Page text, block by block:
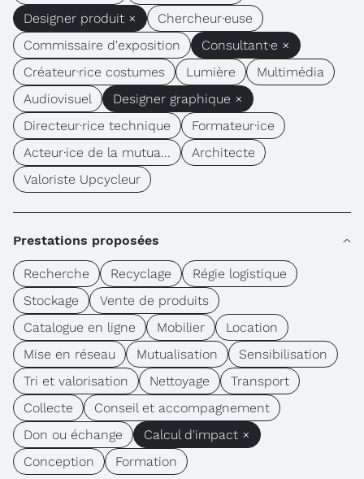
Designer produit ×
Chercheur·euse
Commissaire d'exposition
Consultant·e ×
Créateur·rice costumes
Lumière
Multimédia
Audiovisuel
Designer graphique ×
Directeur·rice technique
Formateur·ice
Acteur·ice de la mutua...
Architecte
Valoriste Upcycleur
Prestations proposées
Recherche Recyclage
Régie logistique
Stockage
Vente de produits
Catalogue en ligne
Mobilier
Location
Mise en réseau
Mutualisation
Sensibilisation
Tri et valorisation
Nettoyage
Transport
Collecte
Conseil et accompagnement
Don ou échange
Calcul d'impact ×
Conception
Formation